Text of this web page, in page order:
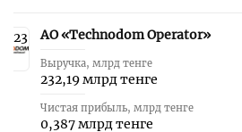
23 АО «Technodom Оperator»
Выручка, млрд тенге
232,19 млрд тенге
Чистая прибыль, млрд тенге
0,387 млрд тенге